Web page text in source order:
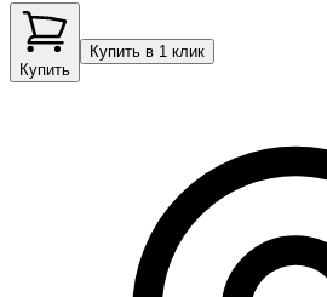
Купить
Купить в 1 клик